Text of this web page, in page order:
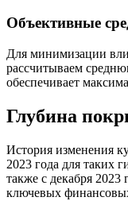
Объективные
Для минимизации
рассчитываем
обеспечивает
Глубина
История изменения
2023 года для таких
также с декабря 2023
ключевых